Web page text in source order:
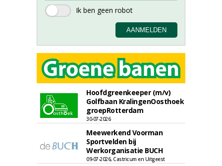
Hoofdgreenkeeper (m/v)
Golfbaan KralingenOosthoek
groepRotterdam
30-07-2026
Meewerkend Voorman
Sportvelden bij
Werkorganisatie BUCH
09-07-2026, Castricum en Uitgeest